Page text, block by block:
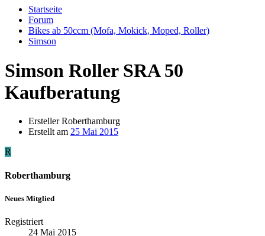
Startseite
Forum
Bikes ab 50ccm (Mofa, Mokick, Moped, Roller)
Simson
Simson Roller SRA 50
Kaufberatung
ErstellerRoberthamburg
Erstellt am 25 Mai 2015
R
Roberthamburg
Neues Mitglied
Registriert
24 Mai 2015